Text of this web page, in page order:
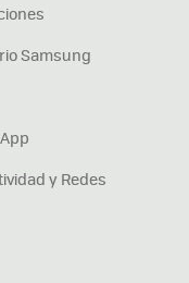
Samsung
y Redes